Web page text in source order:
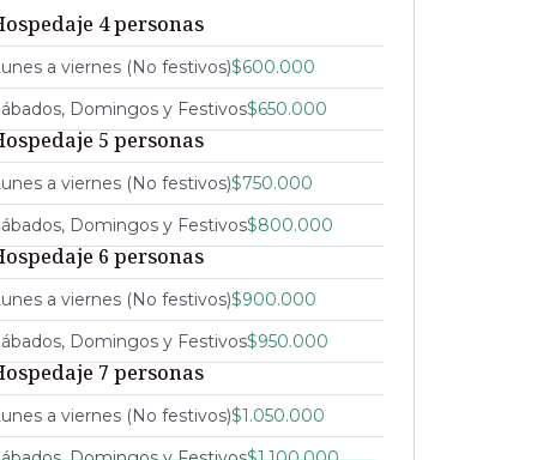
4 personas
a viernes (No festivos)$600.000
Domingos y Festivos$650.000
5 personas
a viernes (No festivos)$750.000
Domingos y Festivos$800.000
6 personas
a viernes (No festivos)$900.000
Domingos y Festivos$950.000
7 personas
a viernes (No festivos)$1.050.000